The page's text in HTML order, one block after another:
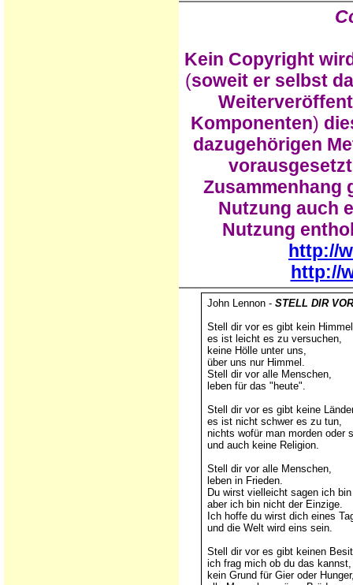
Kein Copyright
(soweit er selbst
Komponenten)
dazugehörigen
Zusammenhang
Nutzung auch
Nutzung
http://
http://
John Lennon - STELL DIR VOR
Stell dir vor es gibt kein
es ist leicht es zu versuchen,
keine Hölle unter uns,
über uns nur Himmel.
Stell dir vor alle Menschen,
leben für das "heute".
Stell dir vor es gibt keine
es ist nicht schwer es zu tun,
nichts wofür man morden oder
und auch keine Religion.
Stell dir vor alle Menschen,
leben in Frieden.
Du wirst vielleicht sagen ich
aber ich bin nicht der Einzige.
Ich hoffe du wirst dich eines
und die Welt wird eins sein.
Stell dir vor es gibt keinen
ich frag mich ob du das kannst,
kein Grund für Gier oder